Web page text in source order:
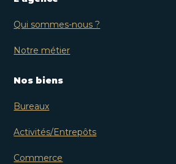
Qui sommes-nous ?
Notre métier
Nos biens
Bureaux
Activités/Entrepôts
Commerce